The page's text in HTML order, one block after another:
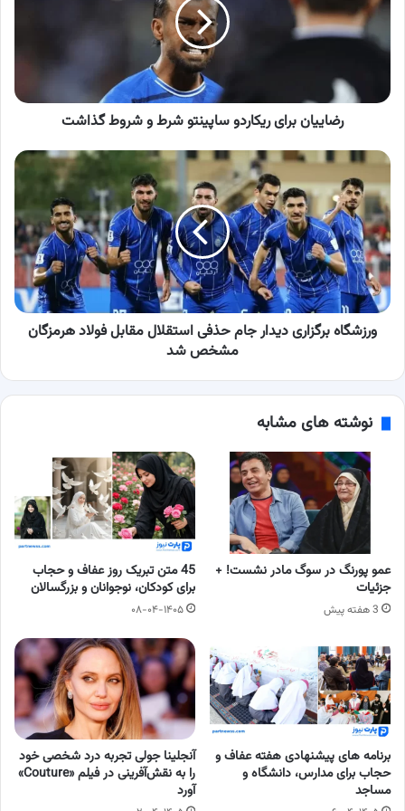
ساپینتو
شرط
رضاییان برای ریکاردو ساپینتو شرط و شروط گذاشت
ورزشگاه
برگزاری
دیدار
جام
حذفی
استقلال
مقابل
فولاد
هرمزگان
مشخص
ورزشگاه برگزاری دیدار جام حذفی استقلال مقابل فولاد هرمزگان
مشخص شد
نوشته های مشابه
عمو پورنگ در سوگ مادر نشست! +
جزئیات
3 هفته پیش
45 متن تبریک روز عفاف و حجاب
برای کودکان، نوجوانان و بزرگسالان
۰۸-۰۴-۱۴۰۵
برنامه های پیشنهادی هفته عفاف و
حجاب برای مدارس، دانشگاه و
مساجد
آنجلینا جولی تجربه درد شخصی خود
را به نقش‌آفرینی در فیلم «Couture»
آورد